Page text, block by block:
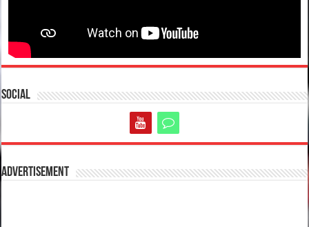
Social
Advertisement